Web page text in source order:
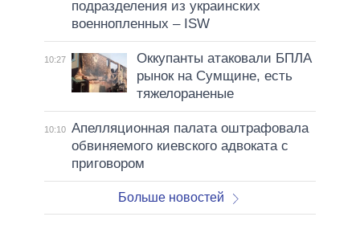
подразделения из украинских
военнопленных – ISW
10:27
Оккупанты атаковали БПЛА
рынок на Сумщине, есть
тяжелораненые
10:10 Апелляционная палата оштрафовала
обвиняемого киевского адвоката с
приговором
Больше новостей